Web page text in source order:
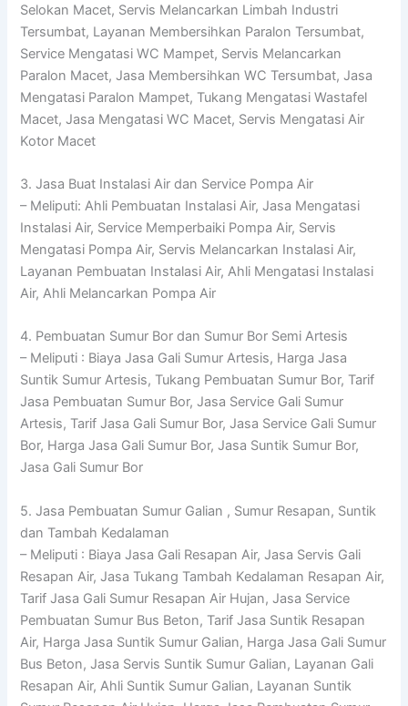
Selokan Macet, Servis Melancarkan Limbah Industri
Tersumbat, Layanan Membersihkan Paralon Tersumbat,
Service Mengatasi WC Mampet, Servis Melancarkan
Paralon Macet, Jasa Membersihkan WC Tersumbat, Jasa
Mengatasi Paralon Mampet, Tukang Mengatasi Wastafel
Macet, Jasa Mengatasi WC Macet, Servis Mengatasi Air
Kotor Macet
3. Jasa Buat Instalasi Air dan Service Pompa Air
– Meliputi: Ahli Pembuatan Instalasi Air, Jasa Mengatasi
Instalasi Air, Service Memperbaiki Pompa Air, Servis
Mengatasi Pompa Air, Servis Melancarkan Instalasi Air,
Layanan Pembuatan Instalasi Air, Ahli Mengatasi Instalasi
Air, Ahli Melancarkan Pompa Air
4. Pembuatan Sumur Bor dan Sumur Bor Semi Artesis
– Meliputi : Biaya Jasa Gali Sumur Artesis, Harga Jasa
Suntik Sumur Artesis, Tukang Pembuatan Sumur Bor, Tarif
Jasa Pembuatan Sumur Bor, Jasa Service Gali Sumur
Artesis, Tarif Jasa Gali Sumur Bor, Jasa Service Gali Sumur
Bor, Harga Jasa Gali Sumur Bor, Jasa Suntik Sumur Bor,
Jasa Gali Sumur Bor
5. Jasa Pembuatan Sumur Galian , Sumur Resapan, Suntik
dan Tambah Kedalaman
– Meliputi : Biaya Jasa Gali Resapan Air, Jasa Servis Gali
Resapan Air, Jasa Tukang Tambah Kedalaman Resapan Air,
Tarif Jasa Gali Sumur Resapan Air Hujan, Jasa Service
Pembuatan Sumur Bus Beton, Tarif Jasa Suntik Resapan
Air, Harga Jasa Suntik Sumur Galian, Harga Jasa Gali Sumur
Bus Beton, Jasa Servis Suntik Sumur Galian, Layanan Gali
Resapan Air, Ahli Suntik Sumur Galian, Layanan Suntik